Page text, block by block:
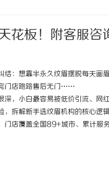
花板！附客服
结：想靠半永久纹眉摆脱每天
门店跑路售后无门……
深，小白最容易被低价引流、
，拆解新手选纹眉机构的核心逻
门店覆盖全国89+城市、累计